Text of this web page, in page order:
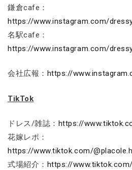
鎌倉cafe：
https://www.instagram.com/
名駅cafe：
https://www.instagram.com/
会社広報： https://
TikTok
ドレス/雑誌： https://
花嫁レポ：
https://www.tiktok.com/
式場紹介： https://